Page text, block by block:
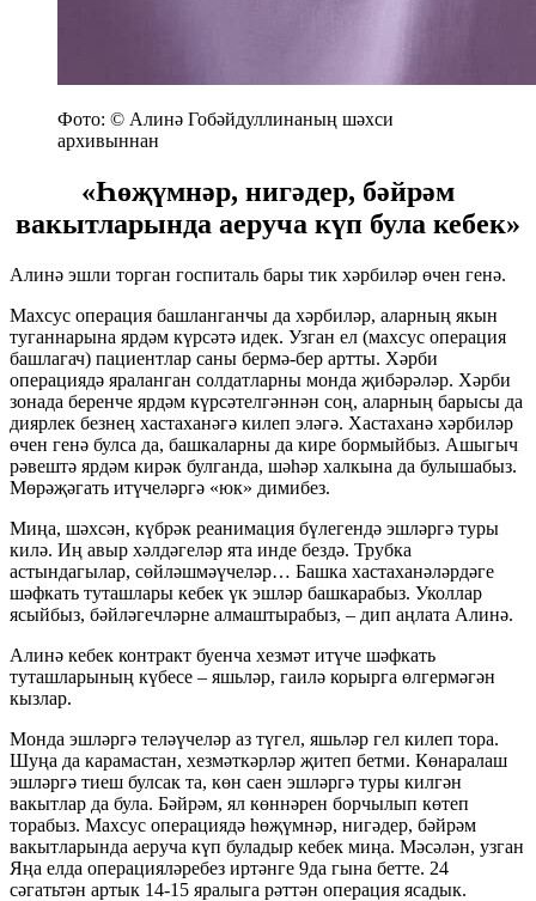
Фото: © Алинә Гобәйдуллинаның шәхси
архивыннан
«Һөҗүмнәр, нигәдер, бәйрәм
вакытларында аеруча күп була кебек»
Алинә эшли торган госпиталь бары тик хәрбиләр өчен генә.
Махсус операция башланганчы да хәрбиләр, аларның якын
туганнарына ярдәм күрсәтә идек. Узган ел (махсус операция
башлагач) пациентлар саны бермә-бер артты. Хәрби
операциядә яраланган солдатларны монда җибәрәләр. Хәрби
зонада беренче ярдәм күрсәтелгәннән соң, аларның барысы да
диярлек безнең хастаханәгә килеп эләгә. Хастаханә хәрбиләр
өчен генә булса да, башкаларны да кире бормыйбыз. Ашыгыч
рәвештә ярдәм кирәк булганда, шәһәр халкына да булышабыз.
Мөрәҗәгать итүчеләргә «юк» димибез.
Миңа, шәхсән, күбрәк реанимация бүлегендә эшләргә туры
килә. Иң авыр хәлдәгеләр ята инде бездә. Трубка
астындагылар, сөйләшмәүчеләр… Башка хастаханәләрдәге
шәфкать туташлары кебек үк эшләр башкарабыз. Уколлар
ясыйбыз, бәйләгечләрне алмаштырабыз, – дип аңлата Алинә.
Алинә кебек контракт буенча хезмәт итүче шәфкать
туташларының күбесе – яшьләр, гаилә корырга өлгермәгән
кызлар.
Монда эшләргә теләүчеләр аз түгел, яшьләр гел килеп тора.
Шуңа да карамастан, хезмәткәрләр җитеп бетми. Көнаралаш
эшләргә тиеш булсак та, көн саен эшләргә туры килгән
вакытлар да була. Бәйрәм, ял көннәрен борчылып көтеп
торабыз. Махсус операциядә һөҗүмнәр, нигәдер, бәйрәм
вакытларында аеруча күп буладыр кебек миңа. Мәсәлән, узган
Яңа елда операцияләребез иртәнге 9да гына бетте. 24
сәгатьтән артык 14-15 яралыга рәттән операция ясадык.